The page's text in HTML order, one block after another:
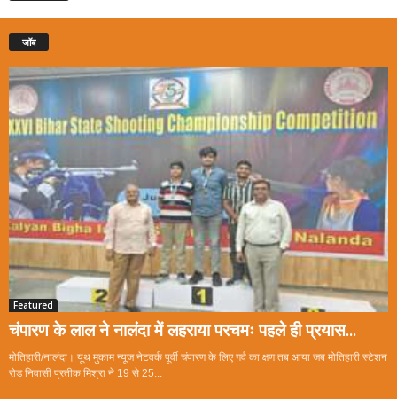
जॉब
Featured
चंपारण के लाल ने नालंदा में लहराया परचमः पहले ही प्रयास...
मोतिहारी/नालंदा। यूथ मुकाम न्यूज नेटवर्क पूर्वी चंपारण के लिए गर्व का क्षण तब आया जब मोतिहारी स्टेशन
रोड निवासी प्रतीक मिश्रा ने 19 से 25...